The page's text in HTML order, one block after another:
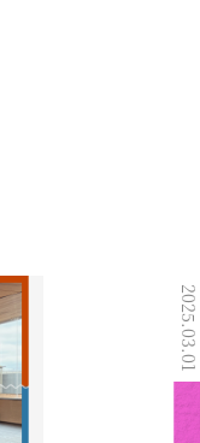
2025.03.01
2023.06.19